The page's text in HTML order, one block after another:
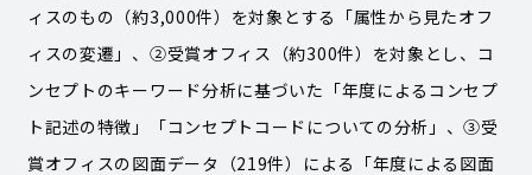
ィスのもの（約3,000件）を対象とする「属性から見たオフ
ィスの変遷」、②受賞オフィス（約300件）を対象とし、コ
ンセプトのキーワード分析に基づいた「年度によるコンセプ
ト記述の特徴」「コンセプトコードについての分析」、③受
賞オフィスの図面データ（219件）による「年度による図面